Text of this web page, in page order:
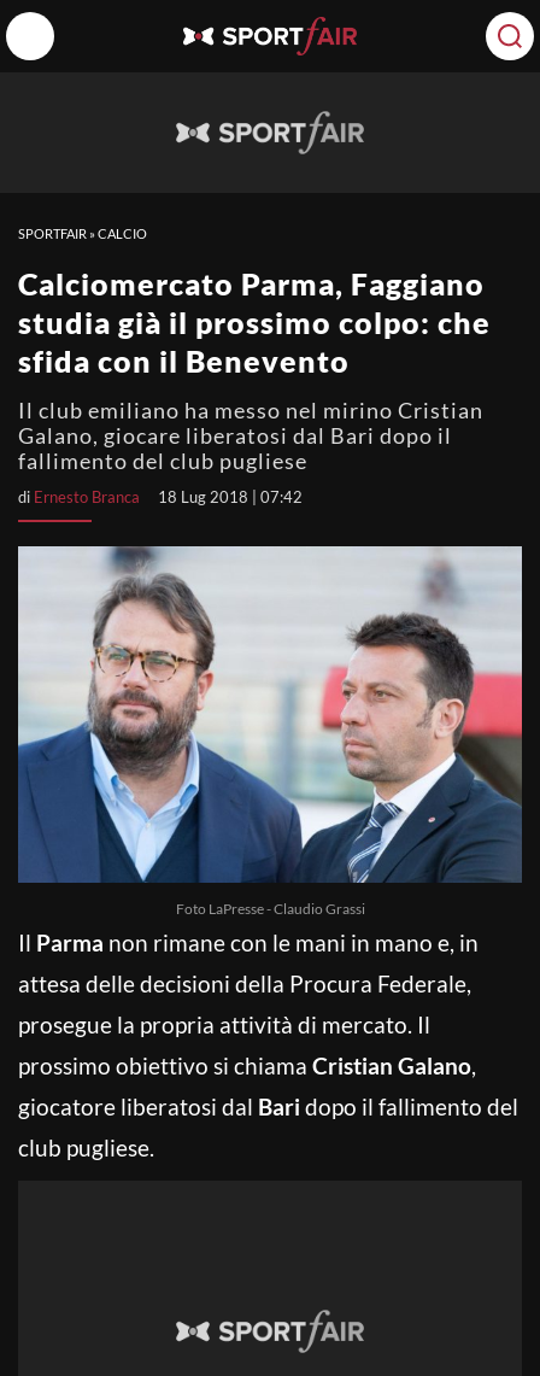
SPORTFAIR »CALCIO
Calciomercato Parma, Faggiano
studia già il prossimo colpo: che
sfida con il Benevento
Il club emiliano ha messo nel mirino Cristian
Galano, giocare liberatosi dal Bari dopo il
fallimento del club pugliese
di Ernesto Branca 18 Lug 2018 | 07:42
Foto LaPresse - Claudio Grassi
Il Parma non rimane con le mani in mano e, in
attesa delle decisioni della Procura Federale,
prosegue la propria attività di mercato. Il
prossimo obiettivo si chiama Cristian Galano,
giocatore liberatosi dal Bari dopo il fallimento del
club pugliese.